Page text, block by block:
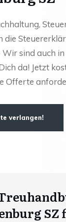
die
sind auch in
da! Jetzt
Offerte
verlangen!
SZ